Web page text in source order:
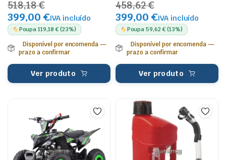
518,18 €
399,00 €IVA incluído
Poupa 119,18 € (23%)
Disponível por encomenda —
prazo a confirmar
Ver produto
458,62 €
399,00 €IVA incluído
Poupa 59,62 € (13%)
Disponível por encomenda —
prazo a confirmar
Ver produto